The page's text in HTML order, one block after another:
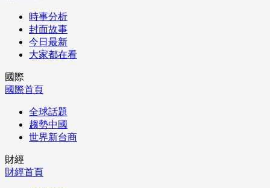
時事分析
封面故事
今日最新
大家都在看
國際
國際首頁
全球話題
趨勢中國
世界新台商
財經
財經首頁